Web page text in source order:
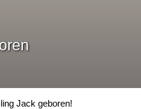
Jack geboren!